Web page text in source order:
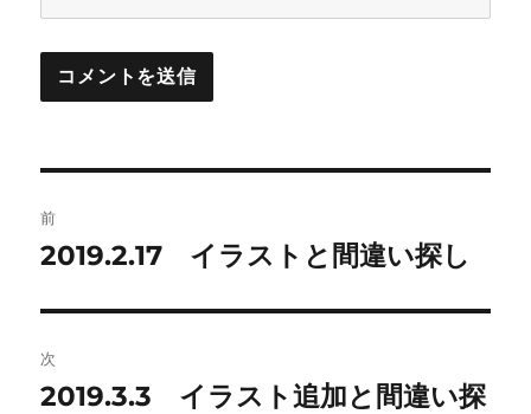
稿
ビ
ゲ
前
前
投
稿:
2019.2.17 イラストと間違い探し
次
次
2019.3.3 イラスト追加と間違い探